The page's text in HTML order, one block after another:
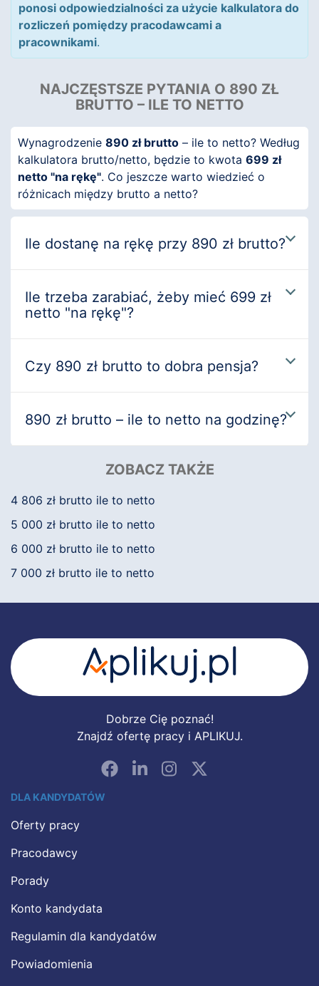
ponosi odpowiedzialności za użycie kalkulatora do
rozliczeń pomiędzy pracodawcami a
pracownikami.
NAJCZĘSTSZE PYTANIA O 890 ZŁ
BRUTTO – ILE TO NETTO
Wynagrodzenie 890 zł brutto – ile to netto? Według
kalkulatora brutto/netto, będzie to kwota 699 zł
netto "na rękę". Co jeszcze warto wiedzieć o
różnicach między brutto a netto?
Ile dostanę na rękę przy 890 zł brutto?
Ile trzeba zarabiać, żeby mieć 699 zł
netto "na rękę"?
Czy 890 zł brutto to dobra pensja?
890 zł brutto – ile to netto na godzinę?
ZOBACZ TAKŻE
4 806 zł brutto ile to netto
5 000 zł brutto ile to netto
6 000 zł brutto ile to netto
7 000 zł brutto ile to netto
Dobrze Cię poznać!
Znajdź ofertę pracy i APLIKUJ.
DLA KANDYDATÓW
Oferty pracy
Pracodawcy
Porady
Konto kandydata
Regulamin dla kandydatów
Powiadomienia